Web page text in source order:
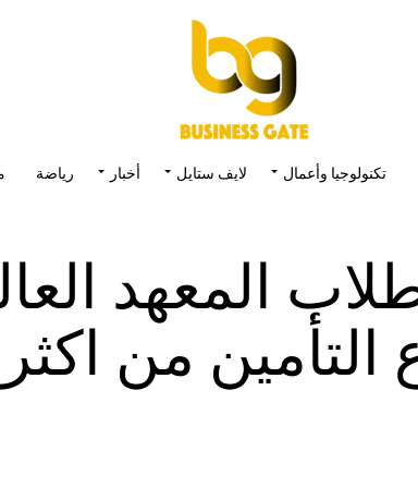
تكنولوجيا وأعمال لايف ستايل أخبار رياضة
المعهد
من اكثر